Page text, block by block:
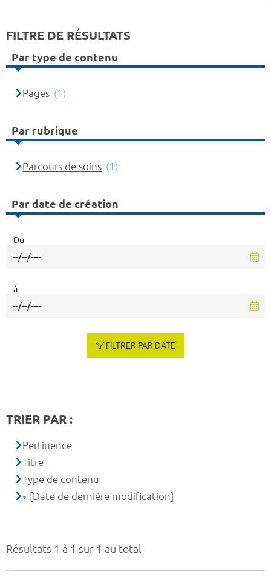
Résultats 1 à 1 sur 1 au total
FILTRE DE RÉSULTATS
Par type de contenu
Pages (1)
Par rubrique
Parcours de soins (1)
Par date de création
Du
à
FILTRER PAR DATE
TRIER PAR :
Pertinence
Titre
Type de contenu
[Date de dernière modification]